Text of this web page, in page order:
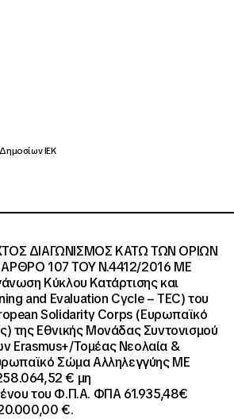
ΙΕΚ
ΔΙΑΓΩΝΙΣΜΟΣ ΚΑΤΩ ΤΩΝ ΟΡΙΩΝ
107 ΤΟΥ Ν.4412/2016 ΜΕ
Κύκλου Κατάρτισης και
and Evaluation Cycle – TEC) του
Solidarity Corps (Ευρωπαϊκό
της Εθνικής Μονάδας Συντονισμού
Erasmus+/Τομέας Νεολαία &
Σώμα Αλληλεγγύης ΜΕ
€ μη
του Φ.Π.Α. ΦΠΑ 61.935,48€
€.